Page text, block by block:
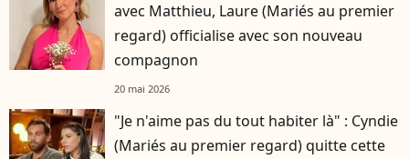
avec Matthieu, Laure (Mariés au premier
regard) officialise avec son nouveau
compagnon
20 mai 2026
"Je n'aime pas du tout habiter là" : Cyndie
(Mariés au premier regard) quitte cette